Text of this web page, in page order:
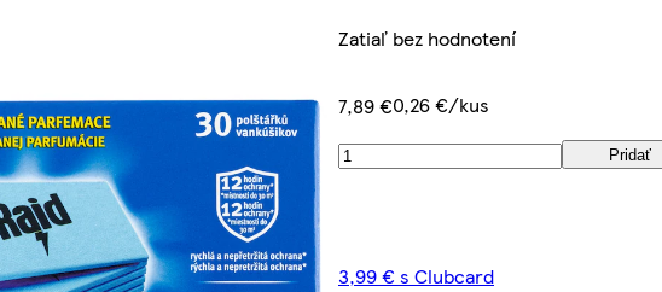
Zatiaľ bez hodnotení
7,89 €0,26 €/kus
Pridať
3,99 € s Clubcard